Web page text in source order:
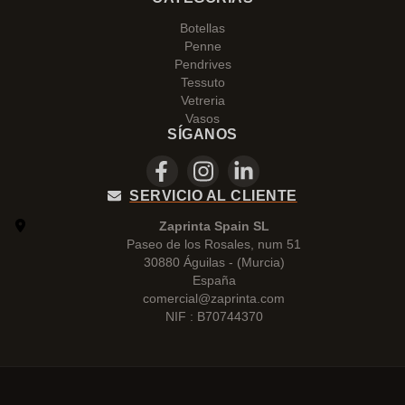
Botellas
Penne
Pendrives
Tessuto
Vetreria
Vasos
SÍGANOS
SERVICIO AL CLIENTE
Zaprinta Spain SL
Paseo de los Rosales, num 51
30880 Águilas - (Murcia)
España
comercial@zaprinta.com
NIF : B70744370